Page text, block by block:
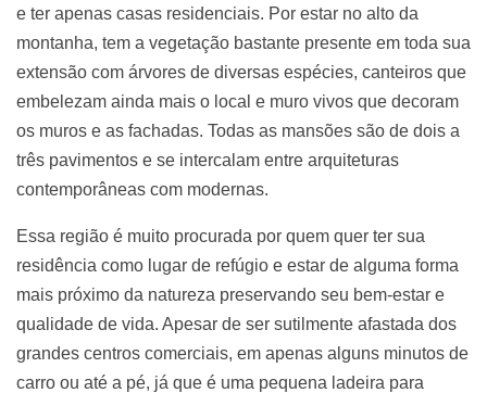
e ter apenas casas residenciais. Por estar no alto da
montanha, tem a vegetação bastante presente em toda sua
extensão com árvores de diversas espécies, canteiros que
embelezam ainda mais o local e muro vivos que decoram
os muros e as fachadas. Todas as mansões são de dois a
três pavimentos e se intercalam entre arquiteturas
contemporâneas com modernas.
Essa região é muito procurada por quem quer ter sua
residência como lugar de refúgio e estar de alguma forma
mais próximo da natureza preservando seu bem-estar e
qualidade de vida. Apesar de ser sutilmente afastada dos
grandes centros comerciais, em apenas alguns minutos de
carro ou até a pé, já que é uma pequena ladeira para